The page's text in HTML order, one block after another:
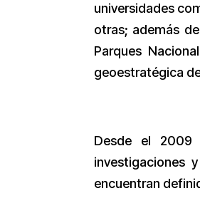
universidades
otras; además
Parques
geoestratégica
Desde el 2009
investigaciones
encuentran